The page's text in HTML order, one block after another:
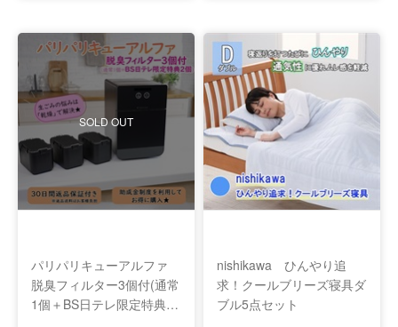
SOLD OUT
パリパリキューアルファ
脱臭フィルター3個付(通常
1個＋BS日テレ限定特典２
nishikawa ひんやり追
求！クールブリーズ寝具ダ
ブル5点セット